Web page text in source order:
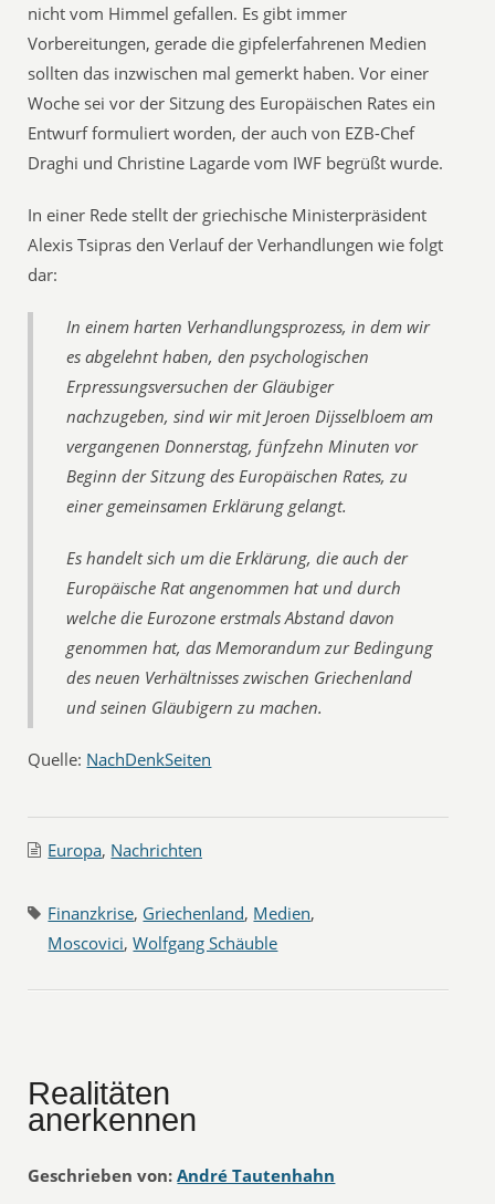
nicht vom Himmel gefallen. Es gibt immer
Vorbereitungen, gerade die gipfelerfahrenen Medien
sollten das inzwischen mal gemerkt haben. Vor einer
Woche sei vor der Sitzung des Europäischen Rates ein
Entwurf formuliert worden, der auch von EZB-Chef
Draghi und Christine Lagarde vom IWF begrüßt wurde.
In einer Rede stellt der griechische Ministerpräsident
Alexis Tsipras den Verlauf der Verhandlungen wie folgt
dar:
In einem harten Verhandlungsprozess, in dem wir
es abgelehnt haben, den psychologischen
Erpressungsversuchen der Gläubiger
nachzugeben, sind wir mit Jeroen Dijsselbloem am
vergangenen Donnerstag, fünfzehn Minuten vor
Beginn der Sitzung des Europäischen Rates, zu
einer gemeinsamen Erklärung gelangt.
Es handelt sich um die Erklärung, die auch der
Europäische Rat angenommen hat und durch
welche die Eurozone erstmals Abstand davon
genommen hat, das Memorandum zur Bedingung
des neuen Verhältnisses zwischen Griechenland
und seinen Gläubigern zu machen.
Quelle: NachDenkSeiten
Europa, Nachrichten
Finanzkrise, Griechenland, Medien,
Moscovici,Wolfgang Schäuble
Realitäten
anerkennen
Geschrieben von: André Tautenhahn